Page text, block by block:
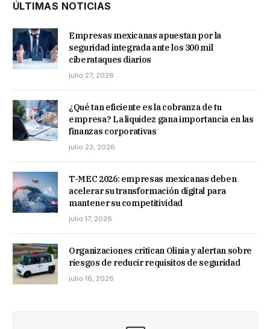
ÚLTIMAS NOTICIAS
Empresas mexicanas apuestan por la
seguridad integrada ante los 300 mil
ciberataques diarios
julio 27, 2026
¿Qué tan eficiente es la cobranza de tu
empresa? La liquidez gana importancia en las
finanzas corporativas
julio 23, 2026
T-MEC 2026: empresas mexicanas deben
acelerar su transformación digital para
mantener su competitividad
julio 17, 2026
Organizaciones critican Olinia y alertan sobre
riesgos de reducir requisitos de seguridad
julio 16, 2026